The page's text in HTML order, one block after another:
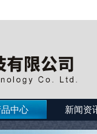
中心 新闻资